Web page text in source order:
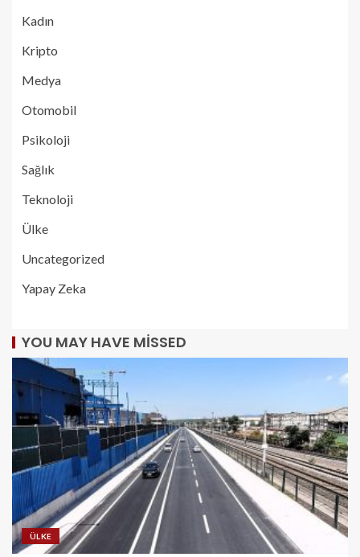
Kadın
Kripto
Medya
Otomobil
Psikoloji
Sağlık
Teknoloji
Ülke
Uncategorized
Yapay Zeka
YOU MAY HAVE MISSED
ÜLKE